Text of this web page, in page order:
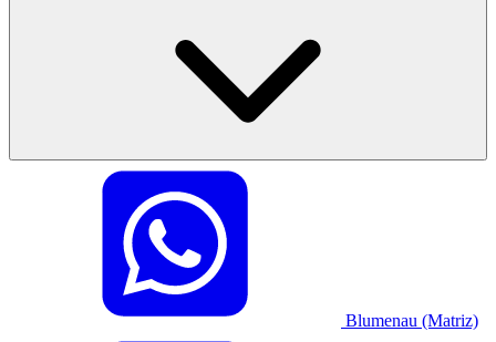
Blumenau (Matriz)